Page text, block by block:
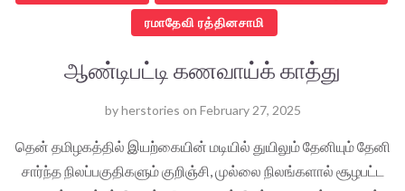
ரமாதேவி ரத்தினசாமி
ஆண்டிபட்டி கணவாய்க் காத்து
byherstories on February 27, 2025
தென் தமிழகத்தில் இயற்கையின் மடியில் துயிலும் தேனியும் தேனி
சார்ந்த நிலப்பகுதிகளும் குறிஞ்சி, முல்லை நிலங்களால் சூழபட்ட